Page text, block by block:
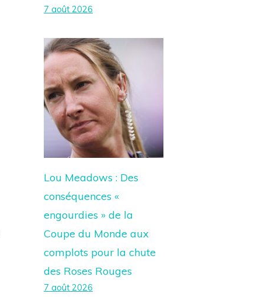
7 août 2026
Lou Meadows : Des
conséquences «
engourdies » de la
Coupe du Monde aux
complots pour la chute
des Roses Rouges
7 août 2026